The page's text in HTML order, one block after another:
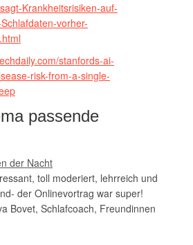
Krankheitsrisiken-auf-
vorher-
stanfords-ai-
risk-from-a-single-
passende
der Nacht
toll moderiert, lehrreich und
der Onlinevortrag war super!
Bovet, Schlafcoach, Freundinnen